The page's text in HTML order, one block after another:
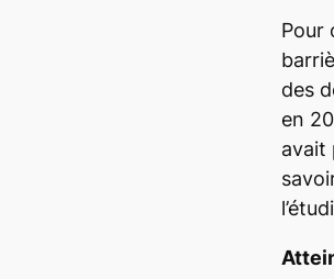
Pour
des
en
avait